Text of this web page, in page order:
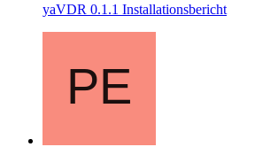
yaVDR 0.1.1 Installationsbericht